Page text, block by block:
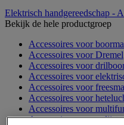
Elektrisch handgereedschap -
Bekijk de hele productgroep
Accessoires voor
Accessoires voor Dremel
Accessoires voor
Accessoires voor
Accessoires voor
Accessoires voor
Accessoires voor
Accessoires voor